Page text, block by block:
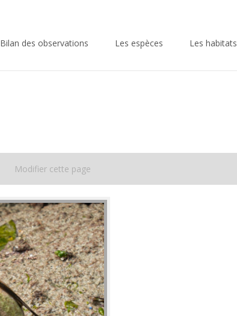
Bilan des observations Les espèces Les habitats
Modifier cette page